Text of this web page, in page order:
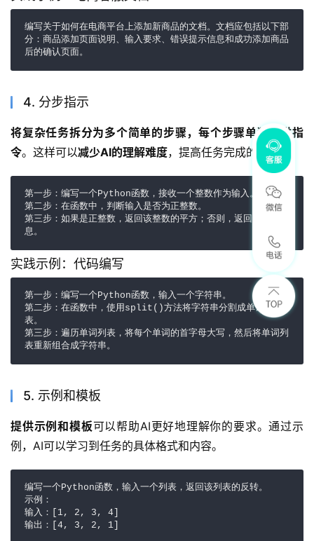
编写关于如何在电商平台上添加新商品的文档。文档应包括以下部
分：商品添加页面说明、输入要求、错误提示信息和成功添加商品
后的确认页面。
4. 分步指示
将复杂任务拆分为多个简单的步骤，每个步骤单独提供指
令。这样可以减少AI的理解难度，提高任务完成的准确性。
第一步：编写一个Python函数，接收一个整数作为输入。
第二步：在函数中，判断输入是否为正整数。
第三步：如果是正整数，返回该整数的平方；否则，返回错误信
息。
实践示例：代码编写
第一步：编写一个Python函数，输入一个字符串。
第二步：在函数中，使用split()方法将字符串分割成单词列
表。
第三步：遍历单词列表，将每个单词的首字母大写，然后将单词列
表重新组合成字符串。
5. 示例和模板
提供示例和模板可以帮助AI更好地理解你的要求。通过示
例，AI可以学习到任务的具体格式和内容。
编写一个Python函数，输入一个列表，返回该列表的反转。
示例：
输入：[1, 2, 3, 4]
输出：[4, 3, 2, 1]